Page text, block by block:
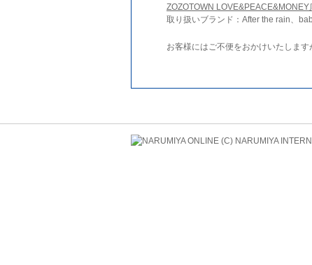
ZOZOTOWN LOVE&PEACE&MONEY
取り扱いブランド：After the rain、
お客様にはご不便をおかけいたしま